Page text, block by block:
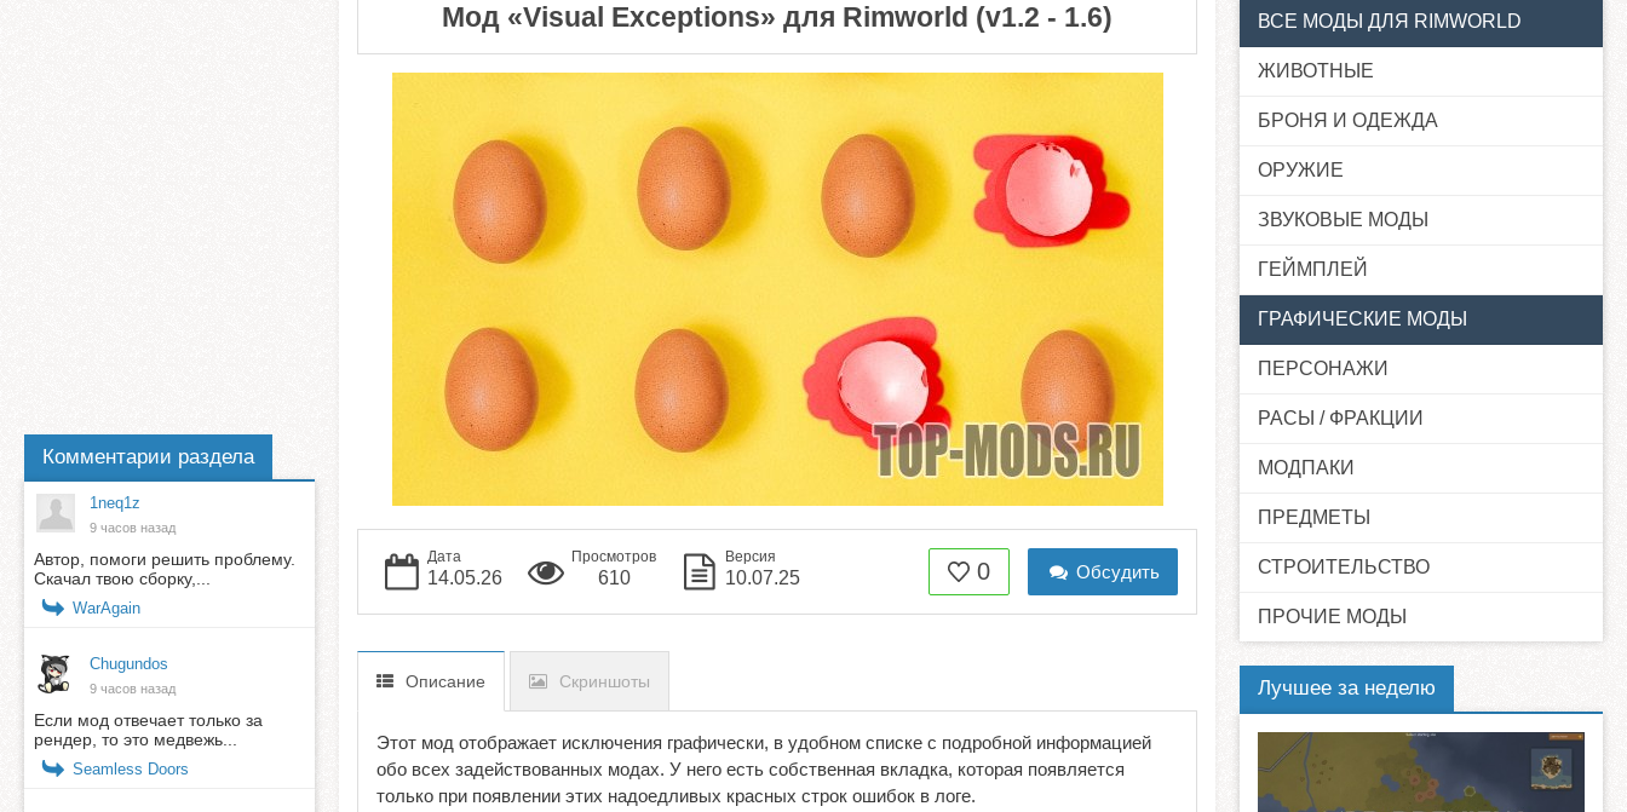
Мод «Visual Exceptions» для Rimworld (v1.2 - 1.6)
Дата
14.05.26
Просмотров
610
Версия
10.07.25 0 Обсудить
Описание Скриншоты
Этот мод отображает исключения графически, в удобном списке с подробной информацией
обо всех задействованных модах. У него есть собственная вкладка, которая появляется
только при появлении этих надоедливых красных строк ошибок в логе.
Комментарии раздела
1neq1z
9 часов назад
Автор, помоги решить проблему.
Скачал твою сборку,...
WarAgain
Chugundos
9 часов назад
Если мод отвечает только за
рендер, то это медвежь...
Seamless Doors
ВСЕ МОДЫ ДЛЯ RIMWORLD
ЖИВОТНЫЕ
БРОНЯ И ОДЕЖДА
ОРУЖИЕ
ЗВУКОВЫЕ МОДЫ
ГЕЙМПЛЕЙ
ГРАФИЧЕСКИЕ МОДЫ
ПЕРСОНАЖИ
РАСЫ / ФРАКЦИИ
МОДПАКИ
ПРЕДМЕТЫ
СТРОИТЕЛЬСТВО
ПРОЧИЕ МОДЫ
Лучшее за неделю